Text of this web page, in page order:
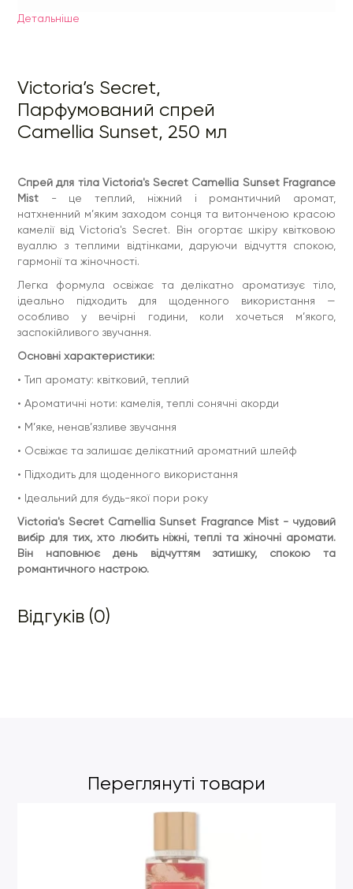
Основні характеристики:
• М’яке, ненав’язливе звучання
• Освіжає та залишає делікатний ароматний шлейф
• Підходить для щоденного використання
вибір для тих, хто любить ніжні, теплі та жіночні аромати.
Він наповнює день відчуттям затишку, спокою та
романтичного настрою.
Детальнiше
Victoria’s Secret,
Парфумований спрей
Camellia Sunset, 250 мл
Спрей для тіла Victoria's Secret Camellia Sunset Fragrance
Mist - це теплий, ніжний і романтичний аромат,
натхненний м’яким заходом сонця та витонченою красою
камелії від Victoria's Secret. Він огортає шкіру квітковою
вуаллю з теплими відтінками, даруючи відчуття спокою,
гармонії та жіночності.
Легка формула освіжає та делікатно ароматизує тіло,
ідеально підходить для щоденного використання —
особливо у вечірні години, коли хочеться м’якого,
заспокійливого звучання.
Основні характеристики:
• Тип аромату: квітковий, теплий
• Ароматичні ноти: камелія, теплі сонячні акорди
• М’яке, ненав’язливе звучання
• Освіжає та залишає делікатний ароматний шлейф
• Підходить для щоденного використання
• Ідеальний для будь-якої пори року
Victoria's Secret Camellia Sunset Fragrance Mist - чудовий
вибір для тих, хто любить ніжні, теплі та жіночні аромати.
Він наповнює день відчуттям затишку, спокою та
романтичного настрою.
Відгуків (0)
Переглянуті товари